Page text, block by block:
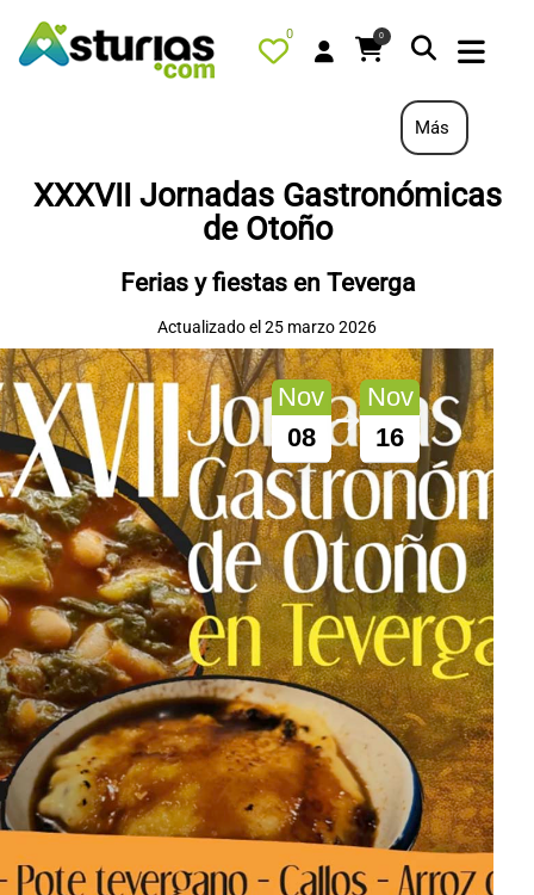
0 0
ALOJAMIENTOS
RESTAURANTES
TURISMO ACTIVO
TIENDA
AGENDA
OFERTAS
CONTACTO
Más
XXXVII Jornadas Gastronómicas
de Otoño
Ferias y fiestas en Teverga
Actualizado el 25 marzo 2026
Nov
08
Nov
16